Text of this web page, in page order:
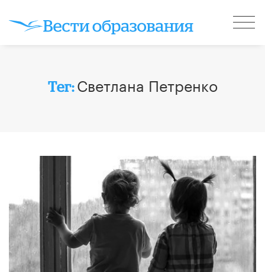
Тег:Светлана Петренко